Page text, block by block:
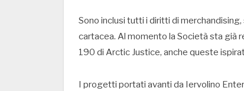
Sono inclusi tutti i diritti di
cartacea. Al momento la Società sta già
190 di Arctic Justice, anche queste
I progetti portati avanti da Iervolino